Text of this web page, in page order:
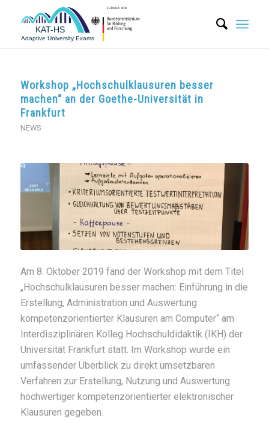
Workshop „Hochschulklausuren besser
machen“ an der Goethe-Universität in
Frankfurt
NEWS
Am 8. Oktober 2019 fand der Workshop mit dem Titel
„Hochschulklausuren besser machen: Einführung in die
Erstellung, Administration und Auswertung
kompetenzorientierter Klausuren am Computer“ am
Interdisziplinären Kolleg Hochschuldidaktik (IKH) der
Universität Frankfurt statt. Im Workshop wurde ein
umfassender Überblick zu direkt umsetzbaren
Verfahren zur Erstellung, Nutzung und Auswertung
hochwertiger kompetenzorientierter elektronischer
Klausuren gegeben.